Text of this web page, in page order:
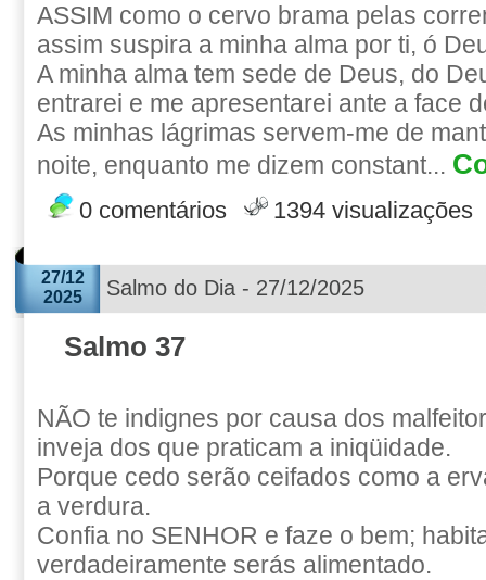
ASSIM como o cervo brama pelas
assim suspira a minha alma por ti, ó
A minha alma tem sede de Deus, do
entrarei e me apresentarei ante a face
As minhas lágrimas servem-me de
noite, enquanto me dizem constant...
0 comentários 1394 visualizações
27/12
2025
Salmo do Dia - 27/12/2025
Salmo 37
NÃO te indignes por causa dos
inveja dos que praticam a iniqüidade.
Porque cedo serão ceifados como a
a verdura.
Confia no SENHOR e faze o bem;
verdadeiramente serás alimentado.